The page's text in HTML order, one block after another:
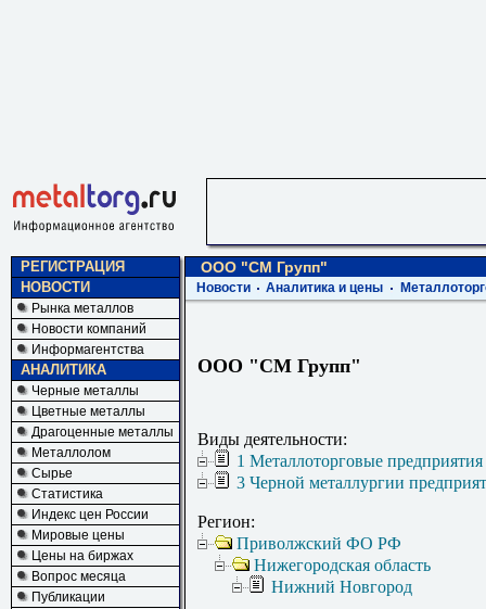
РЕГИСТРАЦИЯ
НОВОСТИ
Рынка металлов
Новости компаний
Информагентства
АНАЛИТИКА
Черные металлы
Цветные металлы
Драгоценные металлы
Металлолом
Сырье
Статистика
Индекс цен России
Мировые цены
Цены на биржах
Вопрос месяца
Публикации
ООО "СМ Групп"
Новости Аналитика и цены
ООО "СМ Групп"
Виды деятельности:
1 Металлоторговые
3 Черной металлургии
Регион:
Приволжский ФО РФ
Нижегородская область
Нижний Новгород